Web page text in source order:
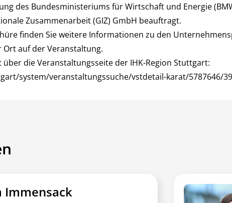
des Bundesministeriums für Wirtschaft und Energie
Zusammenarbeit (GIZ) GmbH beauftragt.
finden Sie weitere Informationen zu den
auf der Veranstaltung.
die Veranstaltungsseite der IHK-Region Stuttgart:
system/veranstaltungssuche/vstdetail-karat/5787646/
Immensack